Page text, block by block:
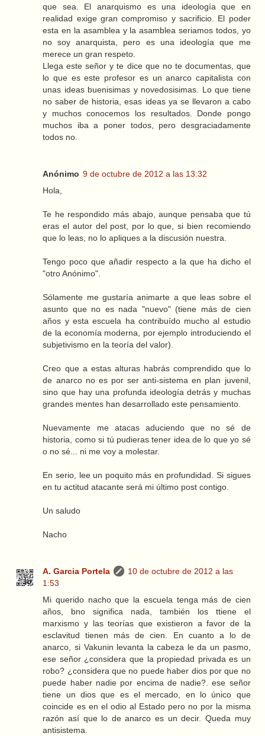
que sea. El anarquismo es una ideología que en
realidad exige gran compromiso y sacrificio. El poder
esta en la asamblea y la asamblea seriamos todos, yo
no soy anarquista, pero es una ideología que me
merece un gran respeto.
Llega este señor y te dice que no te documentas, que
lo que es este profesor es un anarco capitalista con
unas ideas buenisimas y novedosisimas. Lo que tiene
no saber de historia, esas ideas ya se llevaron a cabo
y muchos conocemos los resultados. Donde pongo
muchos iba a poner todos, pero desgraciadamente
todos no.
Anónimo 9 de octubre de 2012 a las 13:32
Hola,
Te he respondido más abajo, aunque pensaba que tú
eras el autor del post, por lo que, si bien recomiendo
que lo leas, no lo apliques a la discusión nuestra.
Tengo poco que añadir respecto a la que ha dicho el
"otro Anónimo".
Sólamente me gustaría animarte a que leas sobre el
asunto que no es nada "nuevo" (tiene más de cien
años y esta escuela ha contribuído mucho al estudio
de la economía moderna, por ejemplo introduciendo el
subjetivismo en la teoría del valor).
Creo que a estas alturas habrás comprendido que lo
de anarco no es por ser anti-sistema en plan juvenil,
sino que hay una profunda ideología detrás y muchas
grandes mentes han desarrollado este pensamiento.
Nuevamente me atacas aduciendo que no sé de
historia, como si tú pudieras tener idea de lo que yo sé
o no sé... ni me voy a molestar.
En serio, lee un poquito más en profundidad. Si sigues
en tu actitud atacante será mi último post contigo.
Un saludo
Nacho
A. Garcia Portela
10 de octubre de 2012 a las
1:53
Mi querido nacho que la escuela tenga más de cien
años, bno significa nada, también los ttiene el
marxismo y las teorías que existieron a favor de la
esclavitud tienen más de cien. En cuanto a lo de
anarco, si Vakunin levanta la cabeza le da un pasmo,
ese señor ¿considera que la propiedad privada es un
robo? ¿considera que no puede haber dios por que no
puede haber nadie por encima de nadie?. ese señor
tiene un dios que es el mercado, en lo único que
coincide es en el odio al Estado pero no por la misma
razón así que lo de anarco es un decir. Queda muy
antisistema.